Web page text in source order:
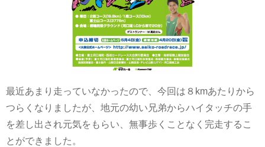
最近あまり走っていなかったので、今回は８kmあたりから
つらくなりましたが、地元の幼い兄弟からハイタッチの手
を差し出され元気をもらい、無事歩くことなく完走するこ
とができました。